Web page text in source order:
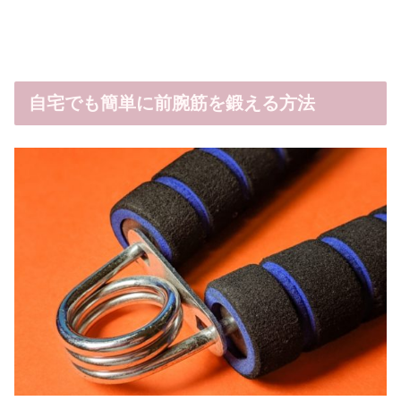
自宅でも簡単に前腕筋を鍛える方法